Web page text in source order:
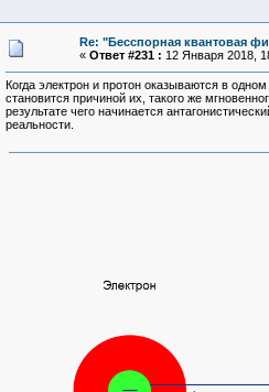
Re: "Бесспорная квантовая
« Ответ #231 : 12 Января 2018,
Когда электрон и протон оказываются в
становится причиной их, такого же
результате чего начинается
реальности.